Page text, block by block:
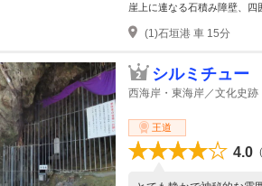
崖上に連なる石積み障壁、
(1)石垣港 車 15分
シルミチュー
西海岸・東海岸／文化史跡
王道
4.0 （